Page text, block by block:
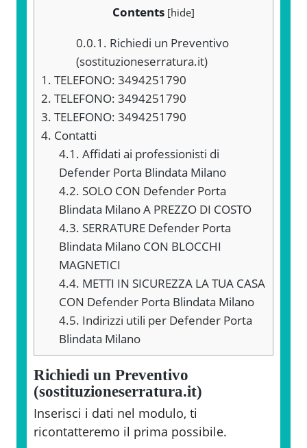
Contents [hide]
0.0.1. Richiedi un Preventivo
(sostituzioneserratura.it)
1. TELEFONO: 3494251790
2. TELEFONO: 3494251790
3. TELEFONO: 3494251790
4. Contatti
4.1. Affidati ai professionisti di
Defender Porta Blindata Milano
4.2. SOLO CON Defender Porta
Blindata Milano A PREZZO DI COSTO
4.3. SERRATURE Defender Porta
Blindata Milano CON BLOCCHI
MAGNETICI
4.4. METTI IN SICUREZZA LA TUA CASA
CON Defender Porta Blindata Milano
4.5. Indirizzi utili per Defender Porta
Blindata Milano
Richiedi un Preventivo
(sostituzioneserratura.it)
Inserisci i dati nel modulo, ti
ricontatteremo il prima possibile.